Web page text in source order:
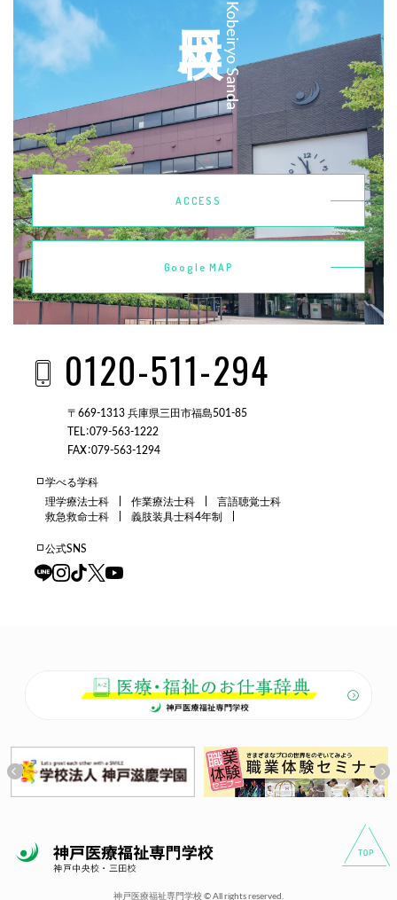
Kobeiryo Sanda
ACCESS
Google MAP
0120-511-294
〒669-1313 兵庫県三田市福島501-85
TEL：079-563-1222
FAX：079-563-1294
学べる学科
理学療法士科
作業療法士科
言語聴覚士科
救急救命士科
義肢装具士科4年制
公式SNS
神戸医療福祉専門学校 © All rights reserved.